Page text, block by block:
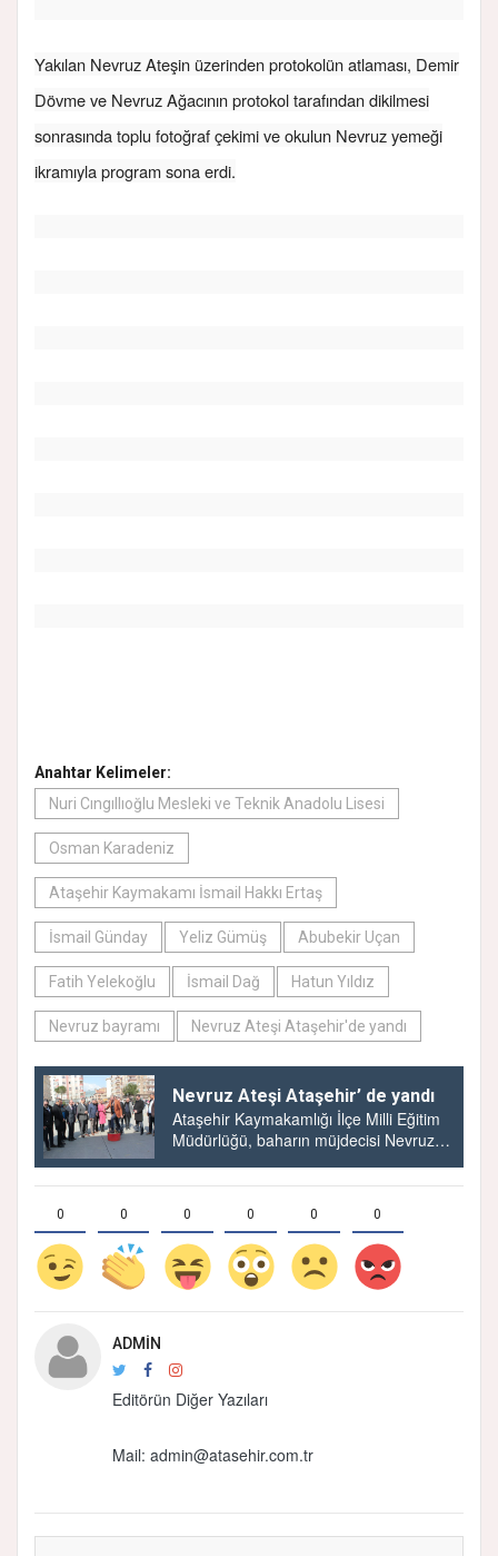
Yakılan Nevruz Ateşin üzerinden protokolün atlaması, Demir
Dövme ve Nevruz Ağacının protokol tarafından dikilmesi
sonrasında toplu fotoğraf çekimi ve okulun Nevruz yemeği
ikramıyla program sona erdi.
Anahtar Kelimeler:
Nuri Cıngıllıoğlu Mesleki ve Teknik Anadolu Lisesi
Osman Karadeniz
Ataşehir Kaymakamı İsmail Hakkı Ertaş
İsmail Günday Yeliz Gümüş Abubekir Uçan
Fatih Yelekoğlu İsmail Dağ Hatun Yıldız
Nevruz bayramı Nevruz Ateşi Ataşehir'de yandı
Nevruz Ateşi Ataşehir’ de yandı
Ataşehir Kaymakamlığı İlçe Milli Eğitim
Müdürlüğü, baharın müjdecisi Nevruz
haftası nedeni...
0 0 0 0 0 0
ADMIN
Editörün Diğer Yazıları
Mail: admin@atasehir.com.tr